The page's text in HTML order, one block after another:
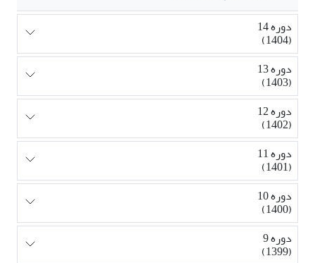
دوره 14
(1404)
دوره 13
(1403)
دوره 12
(1402)
دوره 11
(1401)
دوره 10
(1400)
دوره 9
(1399)